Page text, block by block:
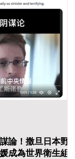
論！撒旦日本野
成為世界衛生組